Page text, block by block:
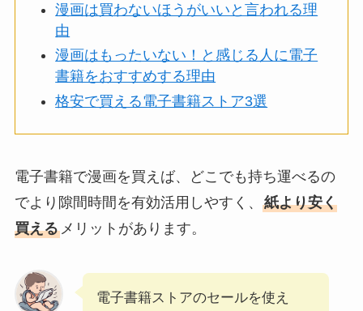
漫画は買わないほうがいいと言われる理
由
漫画はもったいない！と感じる人に電子
書籍をおすすめする理由
格安で買える電子書籍ストア3選
電子書籍で漫画を買えば、どこでも持ち運べるの
でより隙間時間を有効活用しやすく、 紙より安く
買えるメリットがあります。
電子書籍ストアのセールを使え